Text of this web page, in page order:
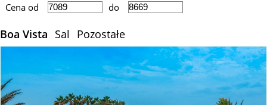
Cena od do
Boa Vista Sal Pozostałe